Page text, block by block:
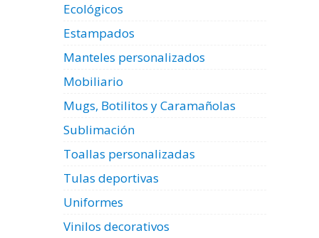
Ecológicos
Estampados
Manteles personalizados
Mobiliario
Mugs, Botilitos y Caramañolas
Sublimación
Toallas personalizadas
Tulas deportivas
Uniformes
Vinilos decorativos